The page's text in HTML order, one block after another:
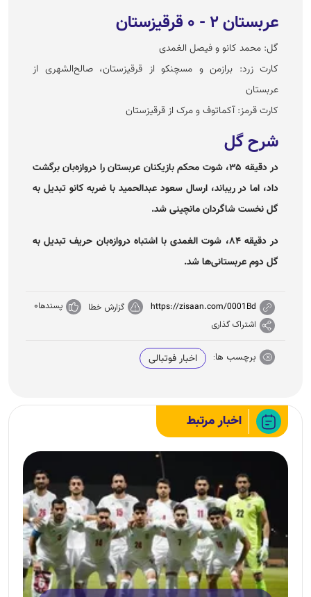
عربستان ۲ - ۰ قرقیزستان
گل: محمد کانو و فیصل الغمدی
کارت زرد: برازمن و مسچنکو از قرقیزستان، صالح‌الشهری از
عربستان
کارت قرمز: آکماتوف و مرک از قرقیزستان
شرح گل
در دقیقه ۳۵، شوت محکم بازیکنان عربستان را دروازه‌بان برگشت
داد، اما در ریباند، ارسال سعود عبدالحمید با ضربه کانو تبدیل به
گل نخست شاگردان مانچینی شد.
در دقیقه ۸۴، شوت الغمدی با اشتباه دروازه‌بان حریف تبدیل به
گل دوم عربستانی‌ها شد.
https://zisaan.com/0001Bd گزارش خطا پسندها0
اشتراک گذاری
برچسب ها: اخبار فوتبالی
اخبار مرتبط